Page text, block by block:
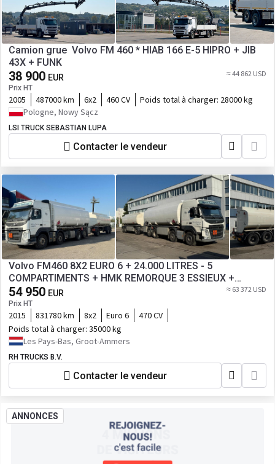
Camion grue Volvo FM 460 * HIAB 166 E-5 HIPRO + JIB
43X + FUNK
38 900 EUR
Prix HT
≈ 44 862 USD
2005 487000 km 6x2 460 CV Poids total à charger: 28000 kg
Pologne, Nowy Sącz
LSI TRUCK SEBASTIAN LUPA
Contacter le vendeur
Volvo FM460 8X2 EURO 6 + 24.000 LITRES - 5
COMPARTIMENTS + HMK REMORQUE 3 ESSIEUX +
27.000 LITRES - 5 COMPARTIMENTS
54 950 EUR
Prix HT
≈ 63 372 USD
2015 831780 km 8x2 Euro 6
470 CV
Poids total à charger: 35000 kg
Les Pays-Bas, Groot-Ammers
RH TRUCKS B.V.
Contacter le vendeur
ANNONCES